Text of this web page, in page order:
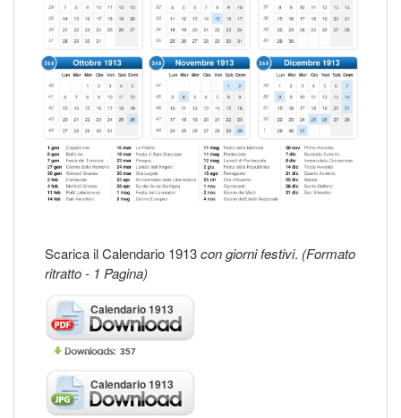
Scarica il Calendario 1913con giorni festivi. (Formato
ritratto - 1 Pagina)
Calendario 1913
357
Calendario 1913